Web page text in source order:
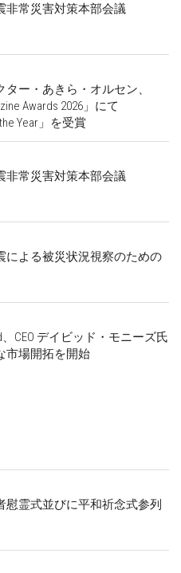
非常災害対策本部会議
ー・あきら・オルセン、
Awards 2026」にて
the Year」を受賞
非常災害対策本部会議
による被災状況視察のための
、CEO デイビッド・モニーズ氏
市場開拓を開始
慰霊式並びに平和祈念式参列